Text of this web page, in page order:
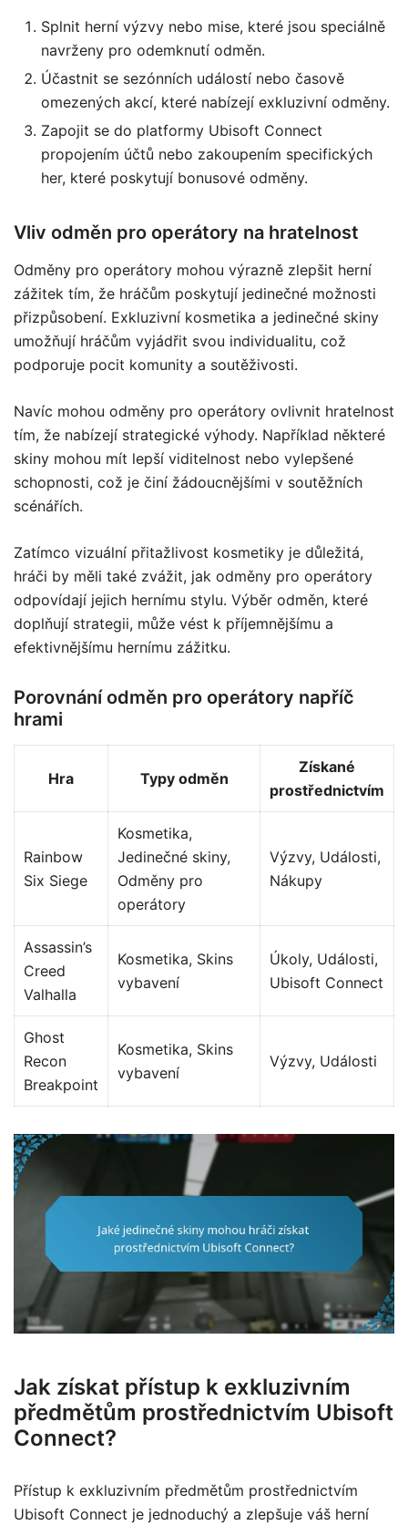
Splnit herní výzvy nebo mise, které jsou speciálně
navrženy pro odemknutí odměn.
Účastnit se sezónních událostí nebo časově
omezených akcí, které nabízejí exkluzivní odměny.
Zapojit se do platformy Ubisoft Connect
propojením účtů nebo zakoupením specifických
her, které poskytují bonusové odměny.
Vliv odměn pro operátory na hratelnost
Odměny pro operátory mohou výrazně zlepšit herní
zážitek tím, že hráčům poskytují jedinečné možnosti
přizpůsobení. Exkluzivní kosmetika a jedinečné skiny
umožňují hráčům vyjádřit svou individualitu, což
podporuje pocit komunity a soutěživosti.
Navíc mohou odměny pro operátory ovlivnit hratelnost
tím, že nabízejí strategické výhody. Například některé
skiny mohou mít lepší viditelnost nebo vylepšené
schopnosti, což je činí žádoucnějšími v soutěžních
scénářích.
Zatímco vizuální přitažlivost kosmetiky je důležitá,
hráči by měli také zvážit, jak odměny pro operátory
odpovídají jejich hernímu stylu. Výběr odměn, které
doplňují strategii, může vést k příjemnějšímu a
efektivnějšímu hernímu zážitku.
Porovnání odměn pro operátory napříč
hrami
Hra Typy odměn
Získané
prostřednictvím
Rainbow
Six Siege
Kosmetika,
Jedinečné skiny,
Odměny pro
operátory
Výzvy, Události,
Nákupy
Assassin’s
Creed
Valhalla
Kosmetika, Skins
vybavení
Úkoly, Události,
Ubisoft Connect
Ghost
Recon
Breakpoint
Kosmetika, Skins
vybavení
Výzvy, Události
Jak získat přístup k exkluzivním
předmětům prostřednictvím Ubisoft
Connect?
Přístup k exkluzivním předmětům prostřednictvím
Ubisoft Connect je jednoduchý a zlepšuje váš herní